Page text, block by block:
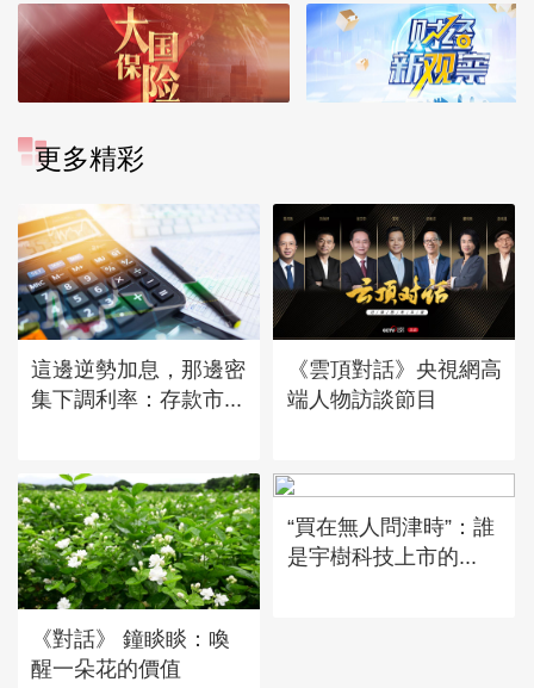
更多精彩
這邊逆勢加息，那邊密
集下調利率：存款市...
《雲頂對話》央視網高
端人物訪談節目
《對話》 鐘睒睒：喚
醒一朵花的價值
“買在無人問津時”：誰
是宇樹科技上市的...